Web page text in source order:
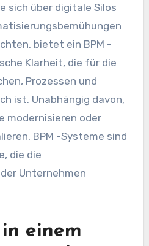
sich über digitale Silos
bietet ein BPM -
Klarheit, die für die
Prozessen und
ist. Unabhängig davon,
modernisieren oder
BPM -Systeme sind
die die
Unternehmen
einem